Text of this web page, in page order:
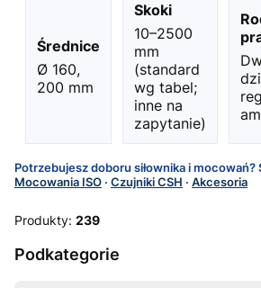
Średnice
Ø 160,
200 mm
Skoki
10–2500
mm
(standard
wg tabel;
inne na
zapytanie)
Potrzebujesz doboru siłownika i mocowań?
Mocowania ISO · Czujniki CSH · Akcesoria
Produkty: 239
Podkategorie